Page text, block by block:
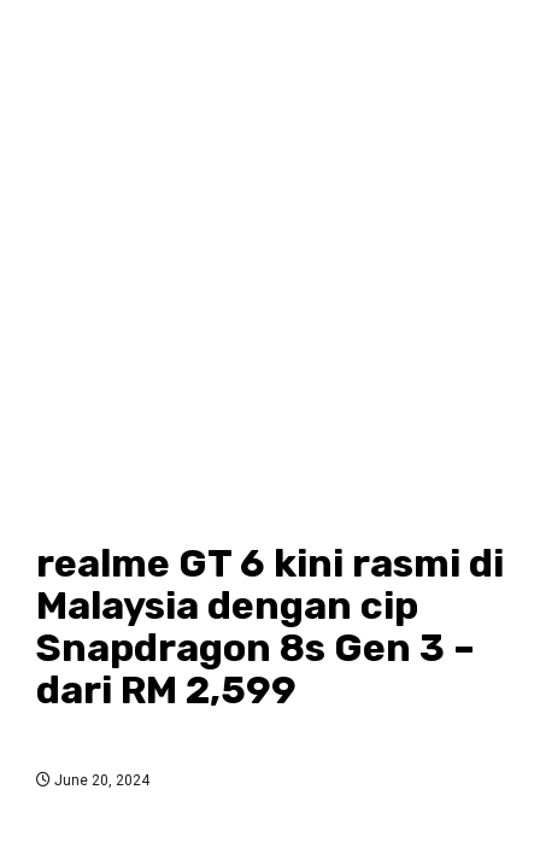
realme GT 6 kini rasmi di
Malaysia dengan cip
Snapdragon 8s Gen 3 –
dari RM 2,599
June 20, 2024